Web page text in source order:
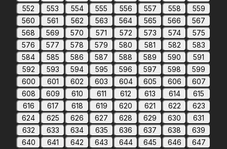
552
553 554 555 556 557 558
559
560
561 562 563 564 565 566
567
568
569 570 571 572 573 574
575
576
577 578 579 580 581 582
583
584
585 586 587 588 589 590
591
592
593 594 595 596 597 598
599
600
601 602 603 604 605 606
607
608
609 610 611 612 613 614
615
616
617 618 619 620 621 622
623
624
625 626 627 628 629 630
631
632
633 634 635 636 637 638
639
640
641 642 643 644 645 646
647